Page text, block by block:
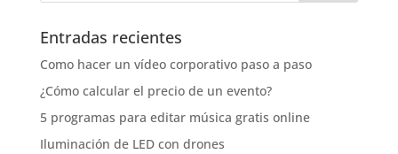
Entradas recientes
Como hacer un vídeo corporativo paso a paso
¿Cómo calcular el precio de un evento?
5 programas para editar música gratis online
Iluminación de LED con drones